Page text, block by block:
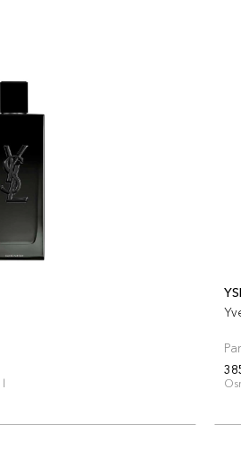
l